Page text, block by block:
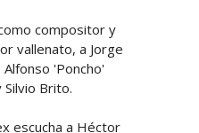
compositor y
vallenato, a Jorge
Alfonso 'Poncho'
Brito.
escucha a Héctor